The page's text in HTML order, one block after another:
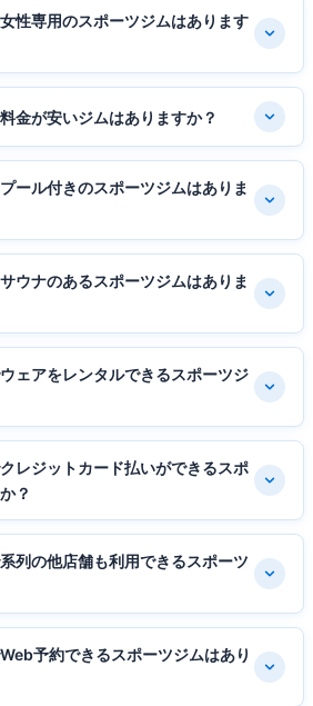
性専用のスポーツジムはあります
金が安いジムはありますか？
ール付きのスポーツジムはありま
ウナのあるスポーツジムはありま
ェアをレンタルできるスポーツジ
レジットカード払いができるスポ
？
列の他店舗も利用できるスポーツ
予約できるスポーツジムはあり